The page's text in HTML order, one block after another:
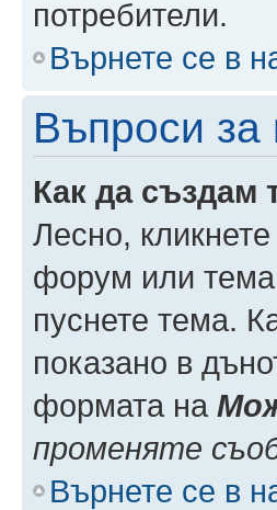
потребители.
Върнете се в
Въпроси
Как да
Лесно,
форум или
пуснете тема.
показано в
формата на
променяте
Върнете се в